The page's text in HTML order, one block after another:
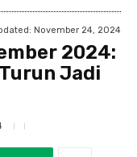
November 24, 2024
2024:
Jadi